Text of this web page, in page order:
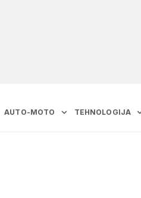
AUTO-MOTO TEHNOLOGIJA